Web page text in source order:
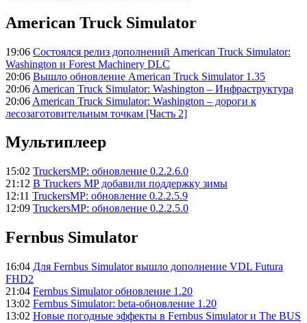
American Truck Simulator
19:06 Состоялся релиз дополнений American Truck Simulator:
Washington и Forest Machinery DLC
20:06 Вышло обновление American Truck Simulator 1.35
20:06 American Truck Simulator: Washington – Инфраструктура
20:06 American Truck Simulator: Washington – дороги к
лесозаготовительным точкам [Часть 2]
Мультиплеер
15:02 TruckersMP: обновление 0.2.2.6.0
21:12 В Truckers MP добавили поддержку зимы
12:11 TruckersMP: обновление 0.2.2.5.9
12:09 TruckersMP: обновление 0.2.2.5.0
Fernbus Simulator
16:04 Для Fernbus Simulator вышло дополнение VDL Futura
FHD2
21:04 Fernbus Simulator обновление 1.20
13:02 Fernbus Simulator: beta-обновление 1.20
13:02 Новые погодные эффекты в Fernbus Simulator и The BUS